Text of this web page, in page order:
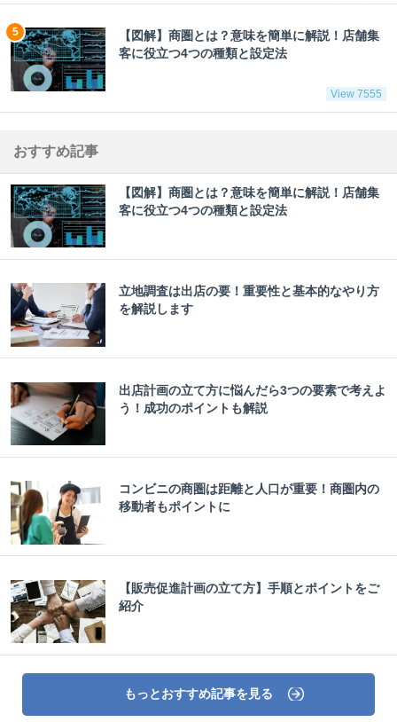
【図解】商圏とは？意味を簡単に解説！店舗集
客に役立つ4つの種類と設定法
View 7555
おすすめ記事
【図解】商圏とは？意味を簡単に解説！店舗集
客に役立つ4つの種類と設定法
立地調査は出店の要！重要性と基本的なやり方
を解説します
出店計画の立て方に悩んだら3つの要素で考えよ
う！成功のポイントも解説
コンビニの商圏は距離と人口が重要！商圏内の
移動者もポイントに
【販売促進計画の立て方】手順とポイントをご
紹介
もっとおすすめ記事を見る